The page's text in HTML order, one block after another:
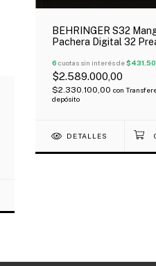
BEHRINGER S32
Pachera Digital 32
6 cuotas sin interés de
$2.589.000,00
$2.330.100,00 con
depósito
DETALLES